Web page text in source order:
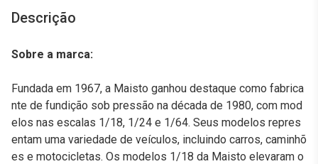
Descrição
Sobre a marca:
Fundada em 1967, a Maisto ganhou destaque como fabrica
nte de fundição sob pressão na década de 1980, com mod
elos nas escalas 1/18, 1/24 e 1/64. Seus modelos repres
entam uma variedade de veículos, incluindo carros, caminhõ
es e motocicletas. Os modelos 1/18 da Maisto elevaram o